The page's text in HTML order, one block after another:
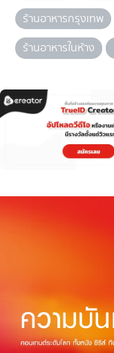
ร้านอาหารกรุงเทพ
ร้านอาหารในห้าง